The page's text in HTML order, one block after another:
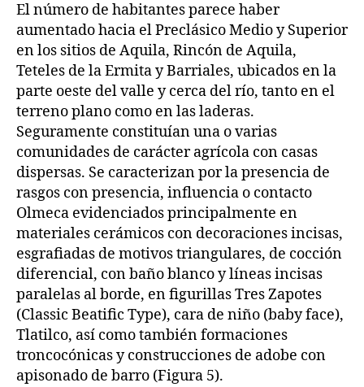
El número de habitantes parece haber
aumentado hacia el Preclásico Medio y Superior
en los sitios de Aquila, Rincón de Aquila,
Teteles de la Ermita y Barriales, ubicados en la
parte oeste del valle y cerca del río, tanto en el
terreno plano como en las laderas.
Seguramente constituían una o varias
comunidades de carácter agrícola con casas
dispersas. Se caracterizan por la presencia de
rasgos con presencia, influencia o contacto
Olmeca evidenciados principalmente en
materiales cerámicos con decoraciones incisas,
esgrafiadas de motivos triangulares, de cocción
diferencial, con baño blanco y líneas incisas
paralelas al borde, en figurillas Tres Zapotes
(Classic Beatific Type), cara de niño (baby face),
Tlatilco, así como también formaciones
troncocónicas y construcciones de adobe con
apisonado de barro (Figura 5).